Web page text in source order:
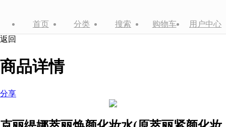
首页 分类 搜索 购物车
用户中心
返回
商品详情
分享